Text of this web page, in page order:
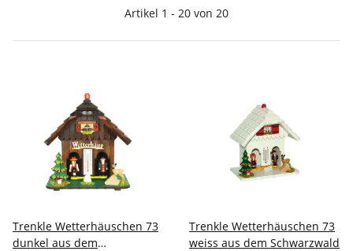
Artikel 1 - 20 von 20
Trenkle Wetterhäuschen 73
dunkel aus dem
Trenkle Wetterhäuschen 73
weiss aus dem Schwarzwald